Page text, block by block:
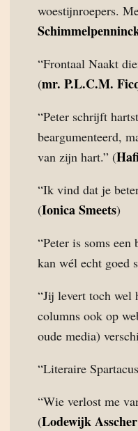
woestijnroepers.
“Frontaal Naakt
(mr. P.L.C.M.
“Peter schrijft
beargumenteerd,
van zijn hart.” (
“Ik vind dat je
(Ionica Smeets)
“Peter is soms
kan wél echt goed
“Jij levert toch wel
columns ook op
oude media)
“Literaire
“Wie verlost me
(Lodewijk